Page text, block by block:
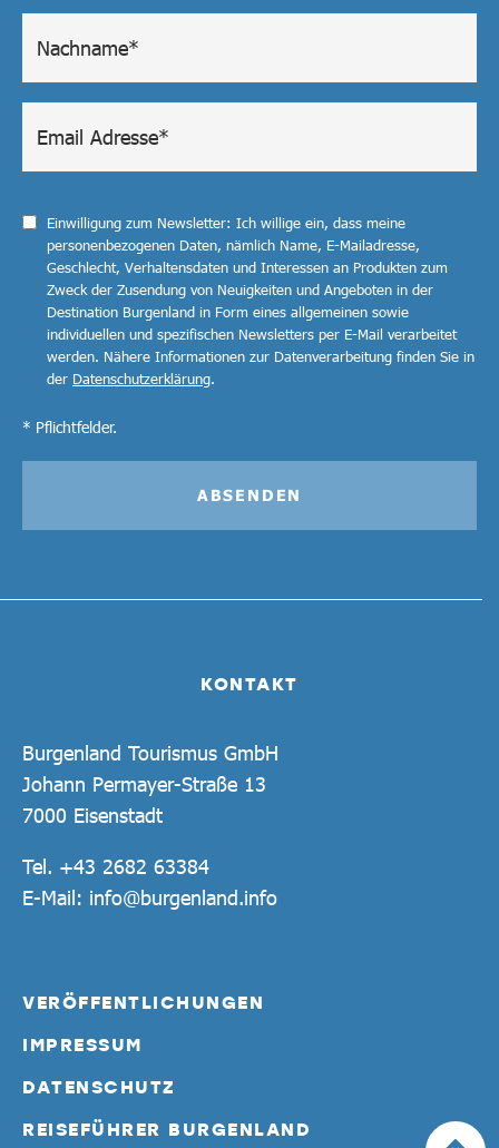
KONTAKT
Burgenland Tourismus GmbH
Johann Permayer-Straße 13
7000 Eisenstadt
Tel. +43 2682 63384
E-Mail: info@burgenland.info
VERÖFFENTLICHUNGEN
IMPRESSUM
DATENSCHUTZ
REISEFÜHRER BURGENLAND
Einwilligung zum Newsletter: Ich willige ein, dass meine
personenbezogenen Daten, nämlich Name, E-Mailadresse,
Geschlecht, Verhaltensdaten und Interessen an Produkten zum
Zweck der Zusendung von Neuigkeiten und Angeboten in der
Destination Burgenland in Form eines allgemeinen sowie
individuellen und spezifischen Newsletters per E-Mail verarbeitet
werden. Nähere Informationen zur Datenverarbeitung finden Sie in
der Datenschutzerklärung.
* Pflichtfelder.
ABSENDEN